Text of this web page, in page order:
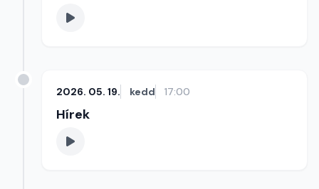
2026. 05. 19. kedd 17:00
Hírek